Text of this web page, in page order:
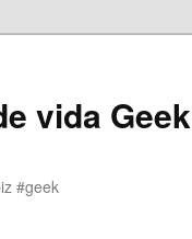
vida Geek
#geek